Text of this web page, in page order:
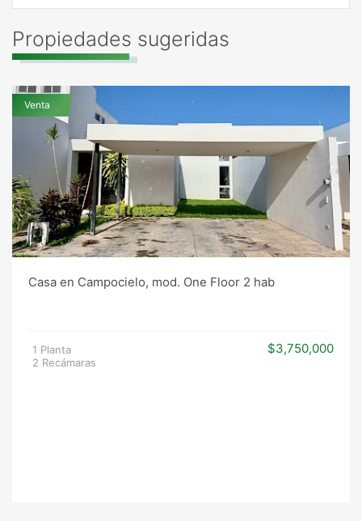
Propiedades sugeridas
Venta
Casa en Campocielo, mod. One Floor 2 hab
1 Planta
2 Recámaras
$3,750,000